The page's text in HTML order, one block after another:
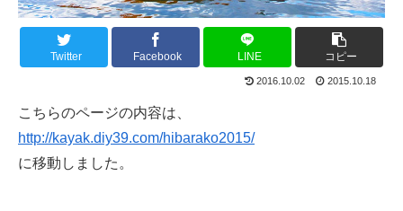
Twitter Facebook LINE コピー
2016.10.02 2015.10.18
こちらのページの内容は、
http://kayak.diy39.com/hibarako2015/
に移動しました。